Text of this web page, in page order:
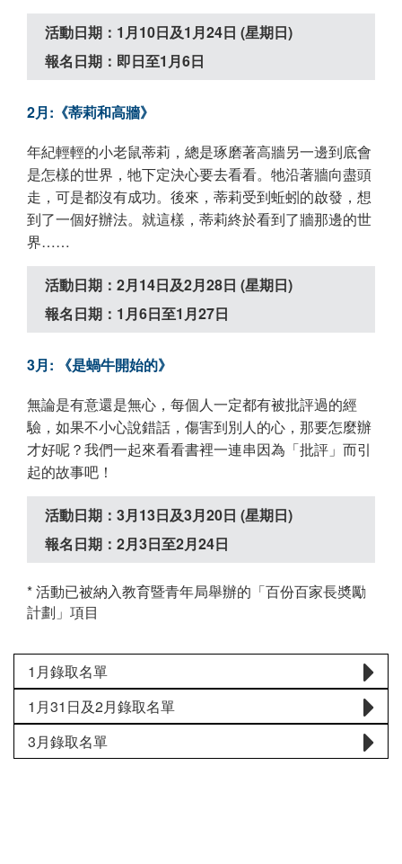
活動日期：1月10日及1月24日 (星期日)
報名日期：即日至1月6日
2月:《蒂莉和高牆》
年紀輕輕的小老鼠蒂莉，總是琢磨著高牆另一邊到底會
是怎樣的世界，牠下定決心要去看看。牠沿著牆向盡頭
走，可是都沒有成功。後來，蒂莉受到蚯蚓的啟發，想
到了一個好辦法。就這樣，蒂莉終於看到了牆那邊的世
界……
活動日期：2月14日及2月28日 (星期日)
報名日期：1月6日至1月27日
3月: 《是蝸牛開始的》
無論是有意還是無心，每個人一定都有被批評過的經
驗，如果不小心說錯話，傷害到別人的心，那要怎麼辦
才好呢？我們一起來看看書裡一連串因為「批評」而引
起的故事吧！
活動日期：3月13日及3月20日 (星期日)
報名日期：2月3日至2月24日
* 活動已被納入教育暨青年局舉辦的「百份百家長奬勵
計劃」項目
1月錄取名單
1月31日及2月錄取名單
3月錄取名單